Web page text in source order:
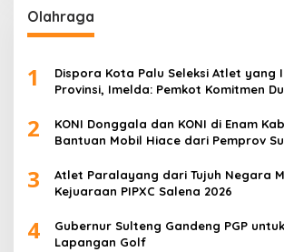
Olahraga
1
Dispora Kota Palu Seleksi Atlet yang
Provinsi, Imelda: Pemkot Komitmen
2
KONI Donggala dan KONI di Enam
Bantuan Mobil Hiace dari Pemprov
3
Atlet Paralayang dari Tujuh Negara
Kejuaraan PIPXC Salena 2026
4
Gubernur Sulteng Gandeng PGP
Lapangan Golf